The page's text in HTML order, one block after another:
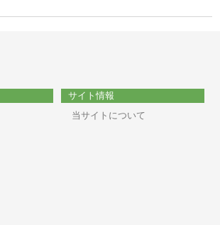
サイト情報
当サイトについて